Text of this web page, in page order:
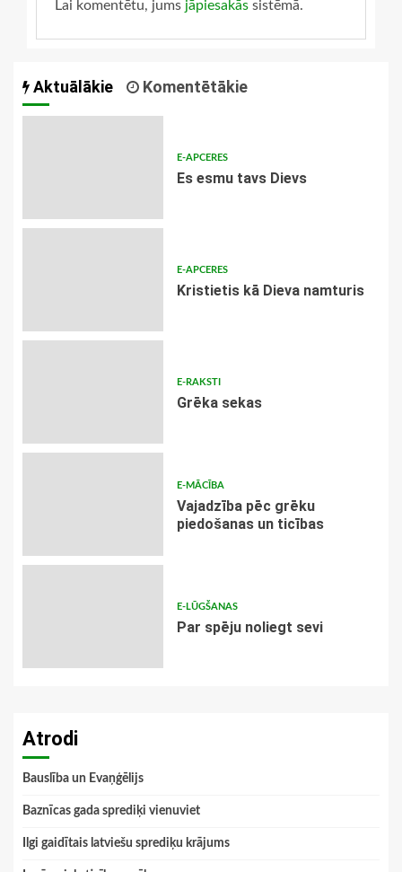
Lai komentētu, jums jāpiesakās sistēmā.
Aktuālākie Komentētākie
E-APCERES
Es esmu tavs Dievs
E-APCERES
Kristietis kā Dieva namturis
E-RAKSTI
Grēka sekas
E-MĀCĪBA
Vajadzība pēc grēku
piedošanas un ticības
E-LŪGŠANAS
Par spēju noliegt sevi
Atrodi
Bauslība un Evaņģēlijs
Baznīcas gada sprediķi vienuviet
Ilgi gaidītais latviešu sprediķu krājums